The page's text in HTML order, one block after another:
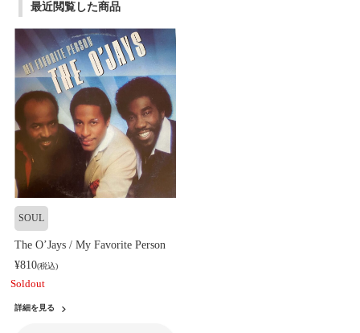
最近閲覧した商品
SOUL
The O’Jays / My Favorite Person
¥810(税込)
Soldout
詳細を見る